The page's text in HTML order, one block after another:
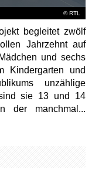
©RTL
begleitet zwölf
Jahrzehnt auf
und sechs
Kindergarten und
unzählige
sie 13 und 14
manchmal...